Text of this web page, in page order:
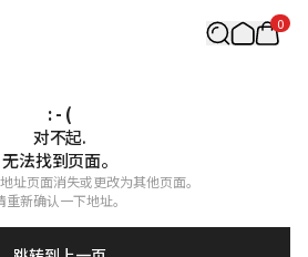
0
: - (
对不起.
无法找到页面。
址页面消失或更改为其他页面。
重新确认一下地址。